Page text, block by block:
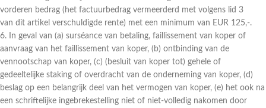
vorderen bedrag (het factuurbedrag vermeerderd met volgens lid 3
van dit artikel verschuldigde rente) met een minimum van EUR 125,-.
6. In geval van (a) surséance van betaling, faillissement van koper of
aanvraag van het faillissement van koper, (b) ontbinding van de
vennootschap van koper, (c) (besluit van koper tot) gehele of
gedeeltelijke staking of overdracht van de onderneming van koper, (d)
beslag op een belangrijk deel van het vermogen van koper, (e) het ook na
een schriftelijke ingebrekestelling niet of niet-volledig nakomen door